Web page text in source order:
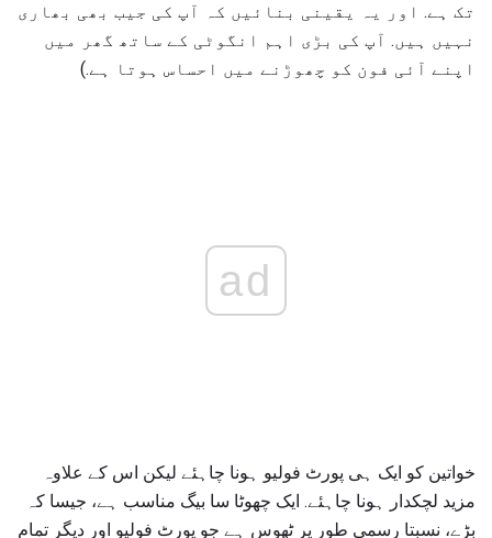
تک ہے. اور یہ یقینی بنائیں کہ آپ کی جیب بھی بھاری
نہیں ہیں. آپ کی بڑی اہم انگوٹی کے ساتھ گھر میں
اپنے آئی فون کو چھوڑنے میں احساس ہوتا ہے.)
ad
خواتین کو ایک ہی پورٹ فولیو ہونا چاہئے لیکن اس کے علاوہ
مزید لچکدار ہونا چاہئے. ایک چھوٹا سا بیگ مناسب ہے، جیسا کہ
بڑے، نسبتا رسمی طور پر ٹھوس ہے جو پورٹ فولیو اور دیگر تمام